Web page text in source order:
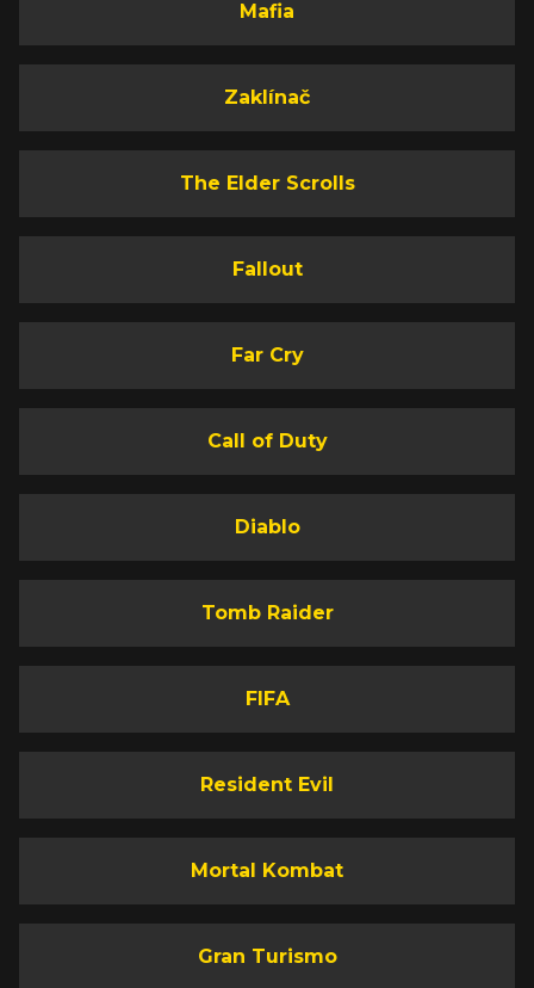
Mafia
Zaklínač
The Elder Scrolls
Fallout
Far Cry
Call of Duty
Diablo
Tomb Raider
FIFA
Resident Evil
Mortal Kombat
Gran Turismo